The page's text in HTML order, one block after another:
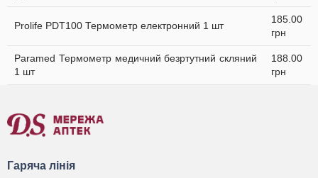
Prolife PDT100 Термометр електронний 1 шт
185.00
грн
Paramed Термометр медичний безртутний скляний
1 шт
188.00
грн
Гаряча лінія